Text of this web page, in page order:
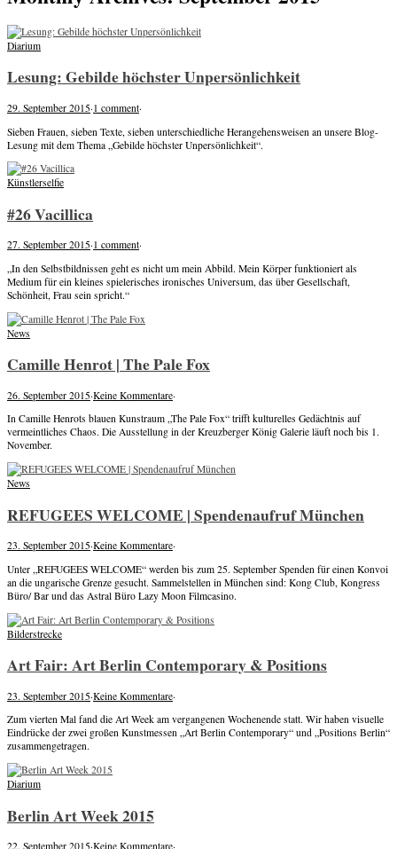
Diarium
Lesung: Gebilde höchster Unpersönlichkeit
29. September 2015·1 comment·
Sieben Frauen, sieben Texte, sieben unterschiedliche Herangehensweisen an unsere Blog-
Lesung mit dem Thema „Gebilde höchster Unpersönlichkeit“.
Künstlerselfie
#26 Vacillica
27. September 2015·1 comment·
„In den Selbstbildnissen geht es nicht um mein Abbild. Mein Körper funktioniert als
Medium für ein kleines spielerisches ironisches Universum, das über Gesellschaft,
Schönheit, Frau sein spricht.“
News
Camille Henrot | The Pale Fox
26. September 2015·Keine Kommentare·
In Camille Henrots blauen Kunstraum „The Pale Fox“ trifft kulturelles Gedächtnis auf
vermeintliches Chaos. Die Ausstellung in der Kreuzberger König Galerie läuft noch bis 1.
November.
News
REFUGEES WELCOME | Spendenaufruf München
23. September 2015·Keine Kommentare·
Unter „REFUGEES WELCOME“ werden bis zum 25. September Spenden für einen Konvoi
an die ungarische Grenze gesucht. Sammelstellen in München sind: Kong Club, Kongress
Büro/ Bar und das Astral Büro Lazy Moon Filmcasino.
Bilderstrecke
Art Fair: Art Berlin Contemporary & Positions
23. September 2015·Keine Kommentare·
Zum vierten Mal fand die Art Week am vergangenen Wochenende statt. Wir haben visuelle
Eindrücke der zwei großen Kunstmessen „Art Berlin Contemporary“ und „Positions Berlin“
zusammengetragen.
Diarium
Berlin Art Week 2015
22. September 2015·Keine Kommentare·